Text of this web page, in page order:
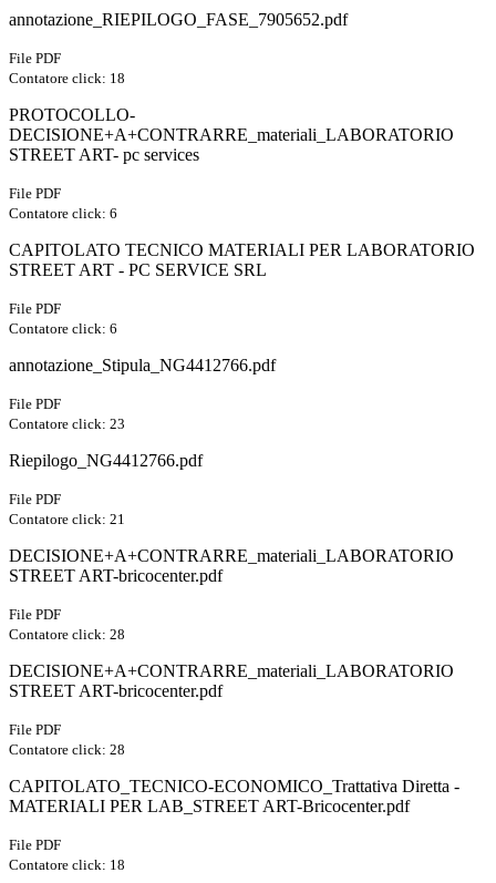
annotazione_RIEPILOGO_FASE_7905652.pdf
File PDF
Contatore click: 18
PROTOCOLLO-
DECISIONE+A+CONTRARRE_materiali_LABORATORIO
STREET ART- pc services
File PDF
Contatore click: 6
CAPITOLATO TECNICO MATERIALI PER LABORATORIO
STREET ART - PC SERVICE SRL
File PDF
Contatore click: 6
annotazione_Stipula_NG4412766.pdf
File PDF
Contatore click: 23
Riepilogo_NG4412766.pdf
File PDF
Contatore click: 21
DECISIONE+A+CONTRARRE_materiali_LABORATORIO
STREET ART-bricocenter.pdf
File PDF
Contatore click: 28
DECISIONE+A+CONTRARRE_materiali_LABORATORIO
STREET ART-bricocenter.pdf
File PDF
Contatore click: 28
CAPITOLATO_TECNICO-ECONOMICO_Trattativa Diretta -
MATERIALI PER LAB_STREET ART-Bricocenter.pdf
File PDF
Contatore click: 18